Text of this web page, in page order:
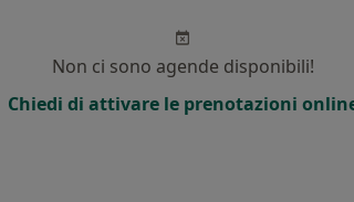
Non ci sono agende disponibili!
Chiedi di attivare le prenotazioni